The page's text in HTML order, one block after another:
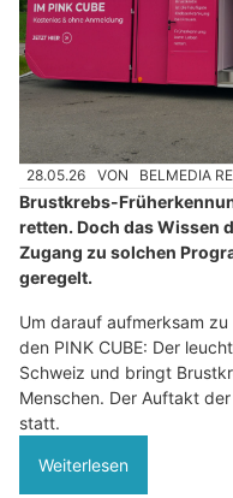
28.05.26 VON BELMEDIA
Brustkrebs-
retten. Doch das Wissen
Zugang zu solchen
geregelt.
Um darauf aufmerksam
den PINK CUBE: Der
Schweiz und bringt
Menschen. Der Auftakt
statt.
Weiterlesen